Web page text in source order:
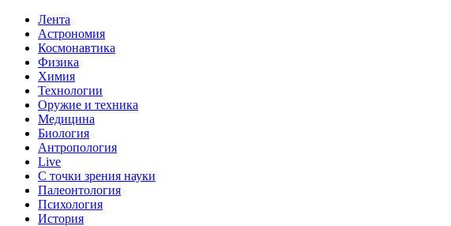
Лента
Астрономия
Космонавтика
Физика
Химия
Технологии
Оружие и техника
Медицина
Биология
Антропология
Live
С точки зрения науки
Палеонтология
Психология
История